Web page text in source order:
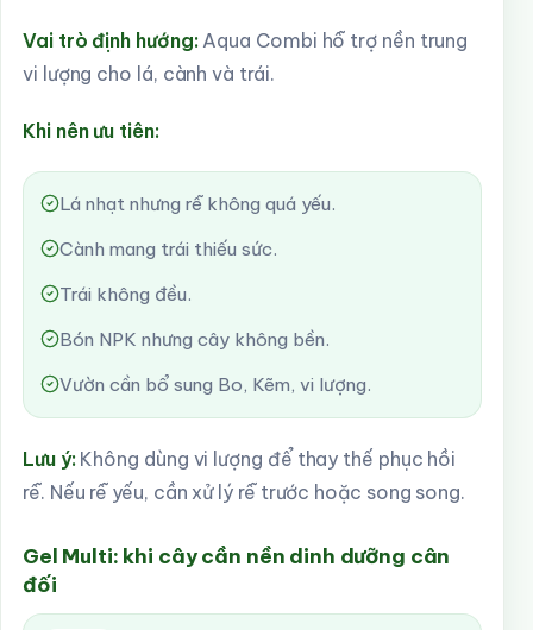
Vai trò định hướng:Aqua Combi hỗ trợ nền trung
vi lượng cho lá, cành và trái.
Khi nên ưu tiên:
Lá nhạt nhưng rễ không quá yếu.
Cành mang trái thiếu sức.
Trái không đều.
Bón NPK nhưng cây không bền.
Vườn cần bổ sung Bo, Kẽm, vi lượng.
Lưu ý:Không dùng vi lượng để thay thế phục hồi
rễ. Nếu rễ yếu, cần xử lý rễ trước hoặc song song.
Gel Multi: khi cây cần nền dinh dưỡng cân
đối